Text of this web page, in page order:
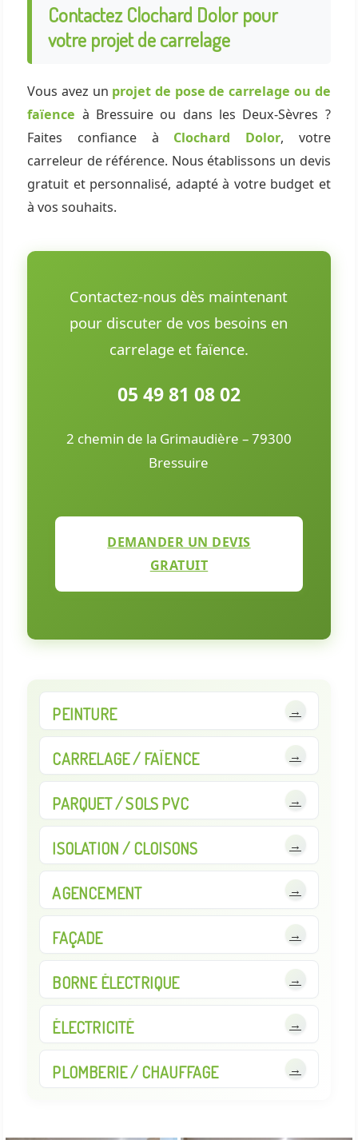
Contactez Clochard Dolor pour
votre projet de carrelage
Vous avez un projet de pose de carrelage ou de
faïence à Bressuire ou dans les Deux-Sèvres ?
Faites confiance à Clochard Dolor, votre
carreleur de référence. Nous établissons un devis
gratuit et personnalisé, adapté à votre budget et
à vos souhaits.
Contactez-nous dès maintenant
pour discuter de vos besoins en
carrelage et faïence.
05 49 81 08 02
2 chemin de la Grimaudière – 79300
Bressuire
DEMANDER UN DEVIS
GRATUIT
PEINTURE →
CARRELAGE / FAÏENCE →
PARQUET / SOLS PVC →
ISOLATION / CLOISONS →
AGENCEMENT →
FAÇADE →
BORNE ÉLECTRIQUE →
ÉLECTRICITÉ →
PLOMBERIE / CHAUFFAGE →